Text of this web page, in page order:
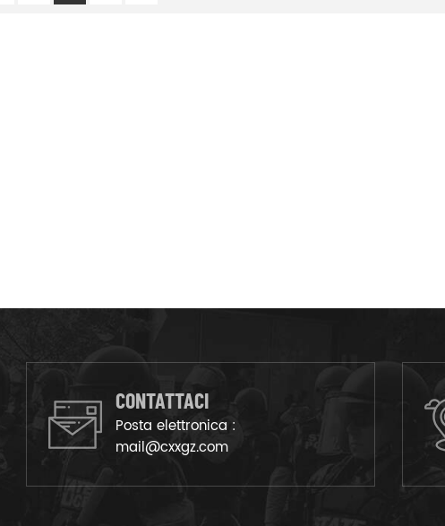
CONTATTACI
Posta elettronica :
mail@cxxgz.com